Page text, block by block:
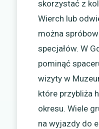
skorzystać z
Wierch lub
można
specjałów. W
pominąć
wizyty w
które przybliża
okresu. Wiele
na wyjazdy do